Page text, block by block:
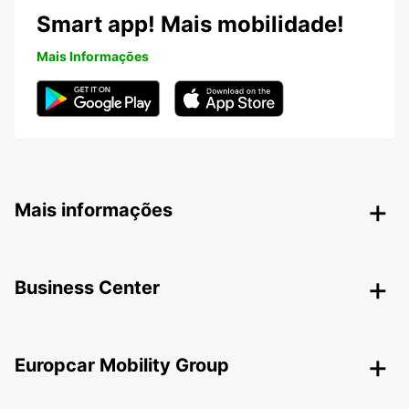
Smart app! Mais mobilidade!
Mais Informações
Mais informações
Business Center
Europcar Mobility Group